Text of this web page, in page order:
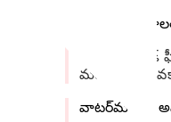
పరికర
కొన్ని హై-
మందగించే
వాటర్‌మార్క్డ్